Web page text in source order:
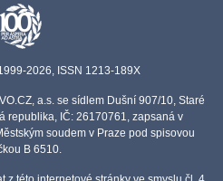
2026, ISSN 1213-189X
a.s. se sídlem Dušní 907/10, Staré
republika, IČ: 26170761, zapsaná v
soudem v Praze pod spisovou
B 6510.